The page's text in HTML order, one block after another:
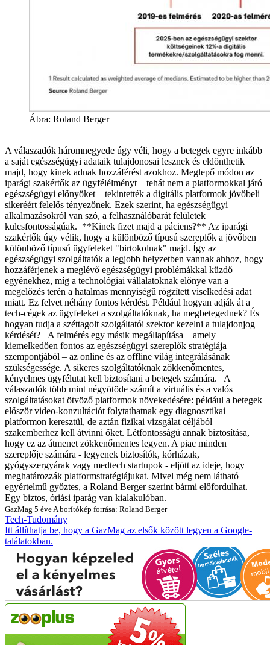
Ábra: Roland Berger
A válaszadók háromnegyede úgy véli, hogy a betegek egyre inkább
a saját egészségügyi adataik tulajdonosai lesznek és eldönthetik
majd, hogy kinek adnak hozzáférést azokhoz. Meglepő módon az
iparági szakértők az ügyfélélményt – tehát nem a platformokkal járó
egészségügyi előnyöket – tekintették a digitális platformok jövőbeli
sikeréért felelős tényezőnek. Ezek szerint, ha egészségügyi
alkalmazásokról van szó, a felhasználóbarát felületek
kulcsfontosságúak. **Kinek fizet majd a páciens?** Az iparági
szakértők úgy vélik, hogy a különböző típusú szereplők a jövőben
különböző típusú ügyfeleket "birtokolnak" majd. Így az
egészségügyi szolgáltatók a legjobb helyzetben vannak ahhoz, hogy
hozzáférjenek a meglévő egészségügyi problémákkal küzdő
egyénekhez, míg a technológiai vállalatoknak előnye van a
megelőzés terén a hatalmas mennyiségű rögzített viselkedési adat
miatt. Ez felvet néhány fontos kérdést. Például hogyan adják át a
tech-cégek az ügyfeleket a szolgáltatóknak, ha megbetegednek? És
hogyan tudja a széttagolt szolgáltatói szektor kezelni a tulajdonjog
kérdését? A felmérés egy másik megállapítása – amely
kiemelkedően fontos az egészségügyi szereplők stratégiája
szempontjából – az online és az offline világ integrálásának
szükségessége. A sikeres szolgáltatóknak zökkenőmentes,
kényelmes ügyfélutat kell biztosítani a betegek számára.
A
válaszadók több mint négyötöde számít a virtuális és a valós
szolgáltatásokat ötvöző platformok növekedésére: például a betegek
először video-konzultációt folytathatnak egy diagnosztikai
platformon keresztül, de aztán fizikai vizsgálat céljából
szakemberhez kell átvinni őket. Létfontosságú annak biztosítása,
hogy ez az átmenet zökkenőmentes legyen. A piac minden
szereplője számára - legyenek biztosítók, kórházak,
gyógyszergyárak vagy medtech startupok - eljött az ideje, hogy
meghatározzák platformstratégiájukat. Mivel még nem látható
egyértelmű győztes, a Roland Berger szerint bármi előfordulhat.
Egy biztos, óriási iparág van kialakulóban.
GazMag 5 éve A borítókép forrása: Roland Berger
Tech-Tudomány
Itt állíthatja be, hogy a GazMag az elsők között legyen a Google-
találatokban.